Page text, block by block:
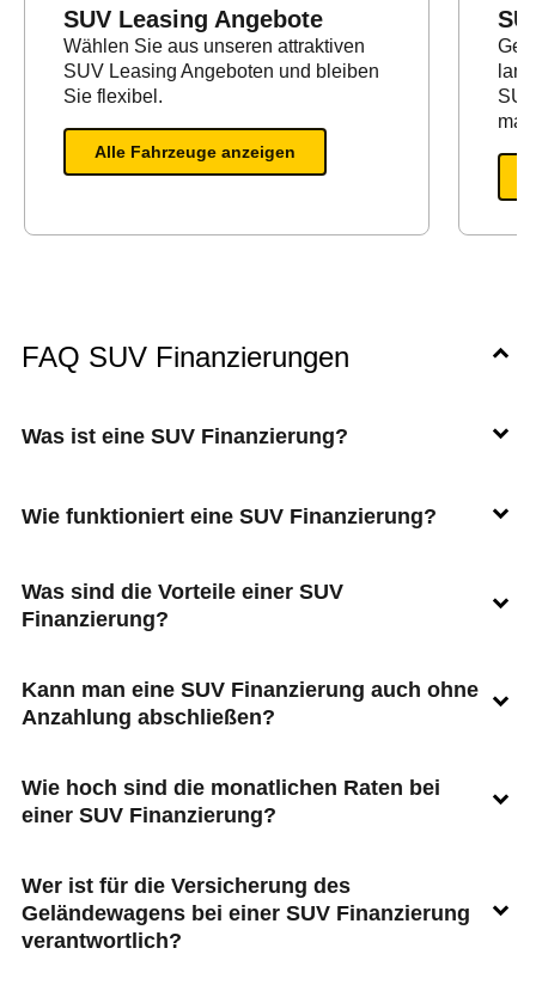
SUV Leasing Angebote
Wählen Sie aus unseren attraktiven
SUV Leasing Angeboten und bleiben
Sie flexibel.
Alle Fahrzeuge anzeigen
FAQ SUV Finanzierungen
Was ist eine SUV Finanzierung?
Wie funktioniert eine SUV Finanzierung?
Was sind die Vorteile einer SUV
Finanzierung?
Kann man eine SUV Finanzierung auch ohne
Anzahlung abschließen?
Wie hoch sind die monatlichen Raten bei
einer SUV Finanzierung?
Wer ist für die Versicherung des
Geländewagens bei einer SUV Finanzierung
verantwortlich?